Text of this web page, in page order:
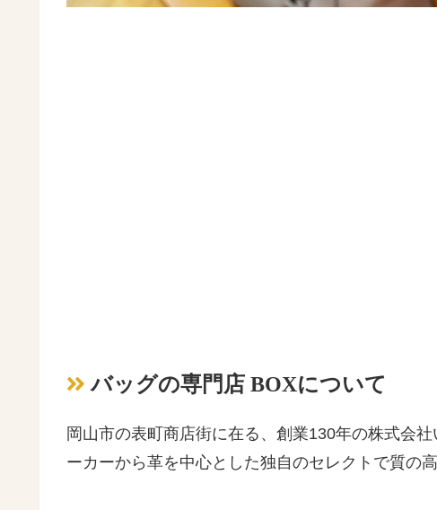
バッグの専門店 BOXについて
岡山市の表町商店街に在る、創業130年の株式会
ーカーから革を中心とした独自のセレクトで質の